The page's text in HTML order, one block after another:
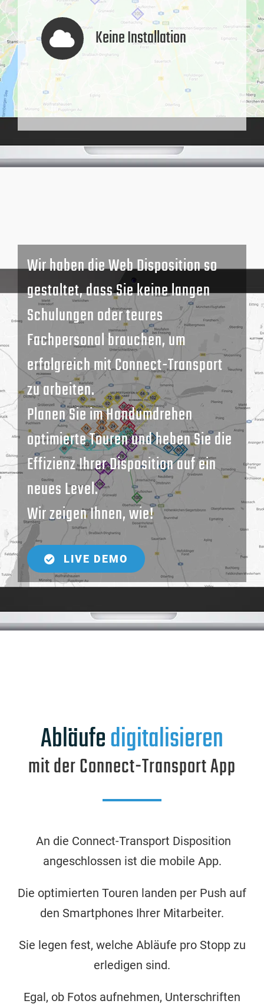
Keine Installation
Wir haben die Web Disposition so
gestaltet, dass Sie keine langen
Schulungen oder teures
Fachpersonal brauchen, um
erfolgreich mit Connect-Transport
zu arbeiten.
Planen Sie im Handumdrehen
optimierte Touren und heben Sie die
Effizienz Ihrer Disposition auf ein
neues Level.
Wir zeigen Ihnen, wie!
LIVE DEMO
Abläufedigitalisieren
mit der Connect-Transport App
An die Connect-Transport Disposition
angeschlossen ist die mobile App.
Die optimierten Touren landen per Push auf
den Smartphones Ihrer Mitarbeiter.
Sie legen fest, welche Abläufe pro Stopp zu
erledigen sind.
Egal, ob Fotos aufnehmen, Unterschriften